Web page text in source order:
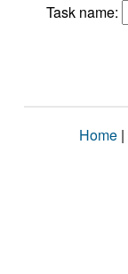
Task name:
Home |